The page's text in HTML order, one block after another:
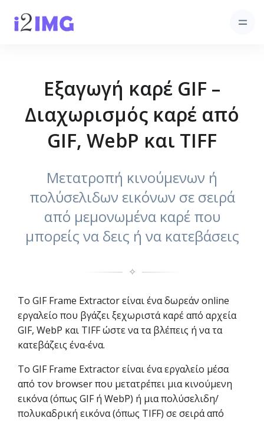
Εξαγωγή καρέ GIF –
Διαχωρισμός καρέ από
GIF, WebP και TIFF
Μετατροπή κινούμενων ή
πολύσελιδων εικόνων σε σειρά
από μεμονωμένα καρέ που
μπορείς να δεις ή να κατεβάσεις
✧
Το GIF Frame Extractor είναι ένα δωρεάν online
εργαλείο που βγάζει ξεχωριστά καρέ από αρχεία
GIF, WebP και TIFF ώστε να τα βλέπεις ή να τα
κατεβάζεις ένα‑ένα.
Το GIF Frame Extractor είναι ένα εργαλείο μέσα
από τον browser που μετατρέπει μια κινούμενη
εικόνα (όπως GIF ή WebP) ή μια πολύσελιδη/
πολυκαδρική εικόνα (όπως TIFF) σε σειρά από